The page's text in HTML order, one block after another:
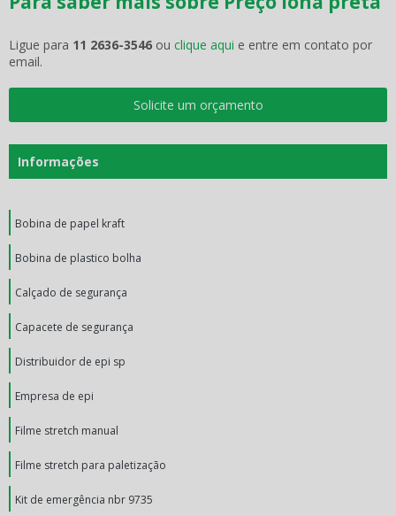
Ligue para 11 2636-3546 ou clique aqui e entre em contato por
email.
Solicite um orçamento
Informações
Bobina de papel kraft
Bobina de plastico bolha
Calçado de segurança
Capacete de segurança
Distribuidor de epi sp
Empresa de epi
Filme stretch manual
Filme stretch para paletização
Kit de emergência nbr 9735